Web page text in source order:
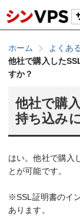
ホーム よくあ
他社で購入した
すか？
他社で購
持ち込み
はい。他社で購入
とが可能です。
※SSL証明書のイ
あります。